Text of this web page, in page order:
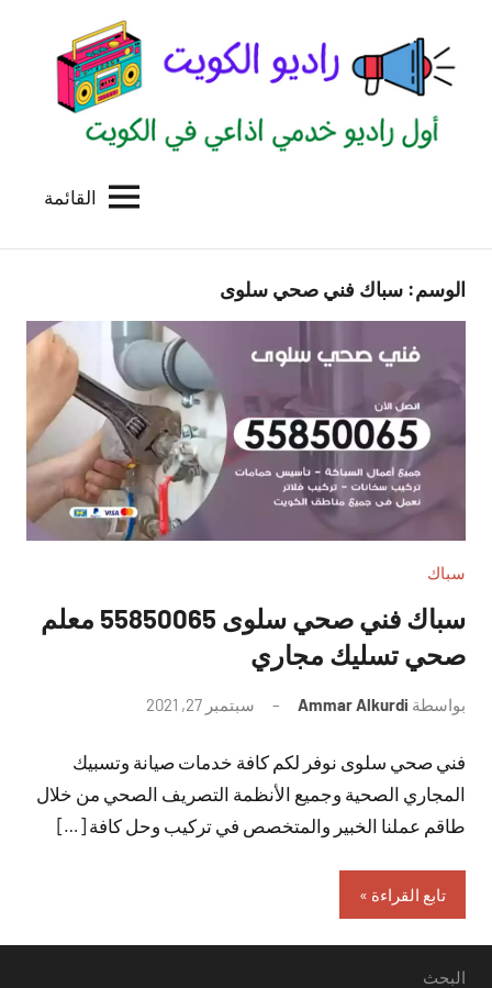
المحتوى
الكويت
للاعلانات
القائمة
الوسم: سباك فني صحي سلوى
سباك
سباك فني صحي سلوى 55850065 معلم
صحي تسليك مجاري
بواسطة Ammar Alkurdi سبتمبر 27, 2021
تعليقات
فني صحي سلوى نوفر لكم كافة خدمات صيانة وتسبيك
المجاري الصحية وجميع الأنظمة التصريف الصحي من خلال
طاقم عملنا الخبير والمتخصص في تركيب وحل كافة […]
تابع القراءة
البحث